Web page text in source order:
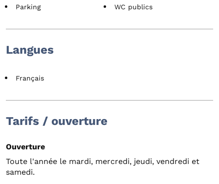
Parking WC publics
Langues
Français
Tarifs / ouverture
Ouverture
Toute l'année le mardi, mercredi, jeudi, vendredi et
samedi.